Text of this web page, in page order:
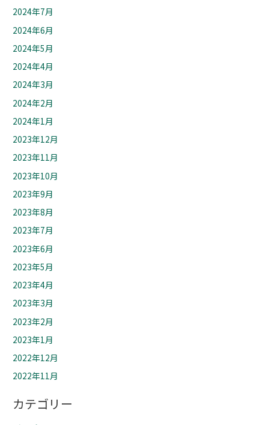
2024年7月
2024年6月
2024年5月
2024年4月
2024年3月
2024年2月
2024年1月
2023年12月
2023年11月
2023年10月
2023年9月
2023年8月
2023年7月
2023年6月
2023年5月
2023年4月
2023年3月
2023年2月
2023年1月
2022年12月
2022年11月
カテゴリー